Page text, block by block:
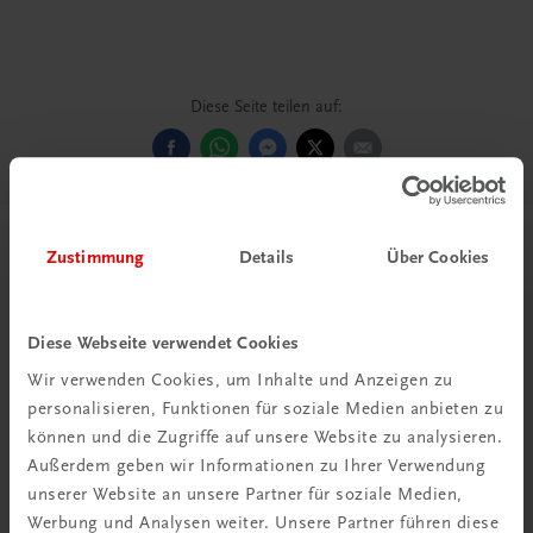
Zustimmung Details Über Cookies
Diese Webseite verwendet Cookies
Wir verwenden Cookies, um Inhalte und Anzeigen zu
personalisieren, Funktionen für soziale Medien anbieten zu
können und die Zugriffe auf unsere Website zu analysieren.
Außerdem geben wir Informationen zu Ihrer Verwendung
unserer Website an unsere Partner für soziale Medien,
Werbung und Analysen weiter. Unsere Partner führen diese
Diese Seite teilen auf:
Passende Produkte